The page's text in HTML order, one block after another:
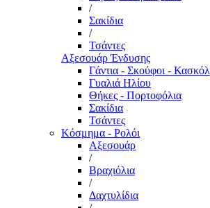
/
Σακίδια
/
Τσάντες
Αξεσουάρ Ένδυσης
Γάντια - Σκούφοι - Κασκόλ
Γυαλιά Ηλίου
Θήκες - Πορτοφόλια
Σακίδια
Τσάντες
Κόσμημα - Ρολόι
Αξεσουάρ
/
Βραχιόλια
/
Δαχτυλίδια